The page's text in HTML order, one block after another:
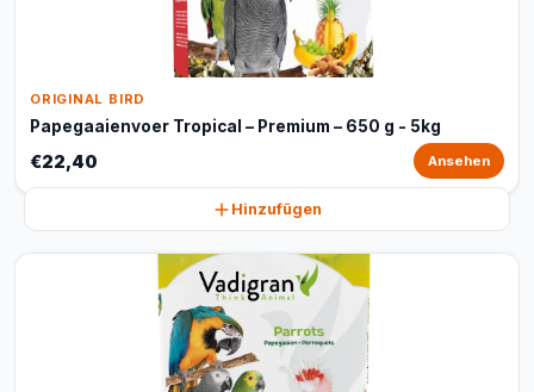
ORIGINAL BIRD
Papegaaienvoer Tropical – Premium – 650 g - 5kg
€22,40 Ansehen
Hinzufügen